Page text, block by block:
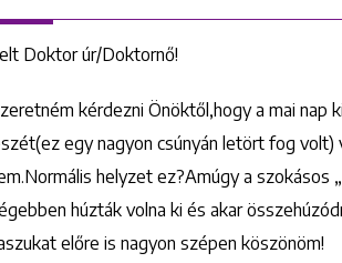
Doktor úr/Doktornő!
kérdezni Önöktől,hogy a mai nap
egy nagyon csúnyán letört fog volt)
helyzet ez?Amúgy a szokásos
húzták volna ki és akar
előre is nagyon szépen köszönöm!